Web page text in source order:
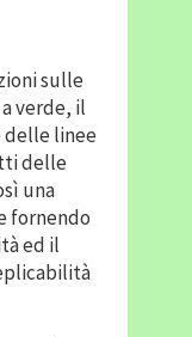
sulle
verde, il
delle linee
delle
una
fornendo
ed il